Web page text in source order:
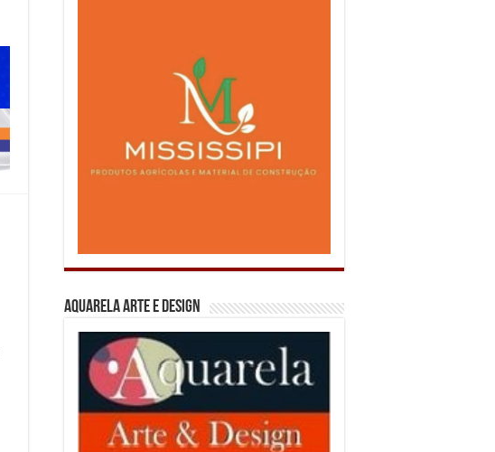
Aquarela Arte e Design